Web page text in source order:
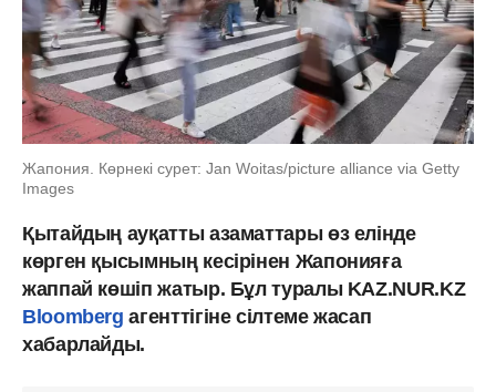
Жапония. Көрнекі сурет: Jan Woitas/picture alliance via Getty
Images
Қытайдың ауқатты азаматтары өз елінде
көрген қысымның кесірінен Жапонияға
жаппай көшіп жатыр. Бұл туралы KAZ.NUR.KZ
Bloombergагенттігіне сілтеме жасап
хабарлайды.